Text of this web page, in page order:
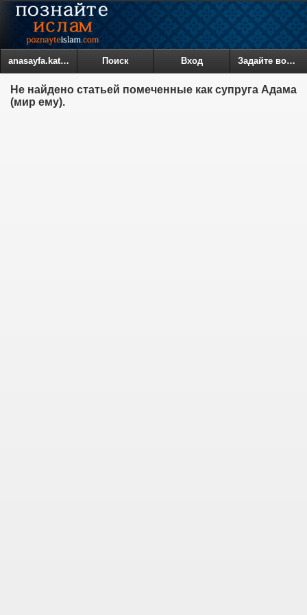
anasayfa.kategoriler Поиск Вход Задайте вопрос
Не найдено статьей помеченные как супруга Адама
(мир ему).